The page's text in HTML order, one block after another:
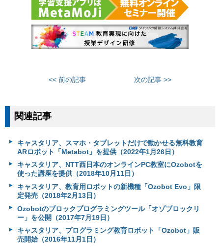
<< 前の記事 次の記事 >>
関連記事
キャスタリア、スマホ・タブレットだけで動かせる無料教育
ARロボット「Metabot」を提供（2022年1月26日）
キャスタリア、NTT西日本のオンラインPC教室にOzobotを
使った講座を提供（2018年10月11日）
キャスタリア、教育用ロボットの新機種「Ozobot Evo」限
定発売（2018年2月13日）
Ozobotのブロックプログラミングツール「オゾブロックリ
ー」を公開（2017年7月19日）
キャスタリア、プログラミング教育ロボット「Ozobot」販
売開始（2016年11月1日）